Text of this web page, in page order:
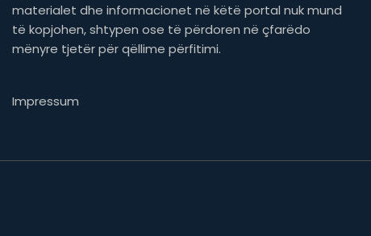
materialet dhe informacionet në këtë portal nuk mund
të kopjohen, shtypen ose të përdoren në çfarëdo
mënyre tjetër për qëllime përfitimi.
Impressum